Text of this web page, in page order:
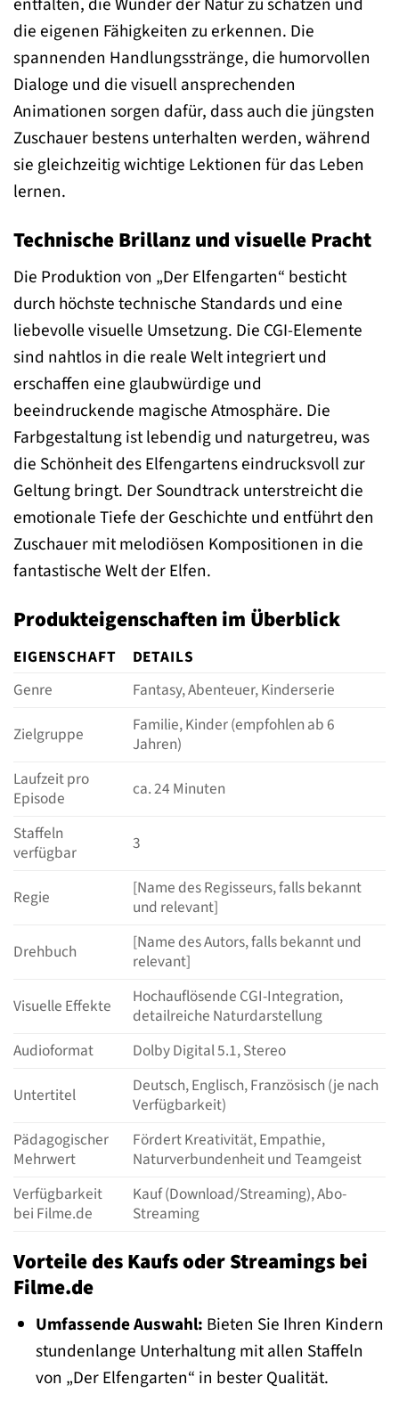
die eigenen Fähigkeiten zu erkennen. Die
spannenden Handlungsstränge, die humorvollen
Dialoge und die visuell ansprechenden
Animationen sorgen dafür, dass auch die jüngsten
Zuschauer bestens unterhalten werden, während
sie gleichzeitig wichtige Lektionen für das Leben
lernen.
Technische Brillanz und visuelle Pracht
Die Produktion von „Der Elfengarten“ besticht
durch höchste technische Standards und eine
liebevolle visuelle Umsetzung. Die CGI-Elemente
sind nahtlos in die reale Welt integriert und
erschaffen eine glaubwürdige und
beeindruckende magische Atmosphäre. Die
Farbgestaltung ist lebendig und naturgetreu, was
die Schönheit des Elfengartens eindrucksvoll zur
Geltung bringt. Der Soundtrack unterstreicht die
emotionale Tiefe der Geschichte und entführt den
Zuschauer mit melodiösen Kompositionen in die
fantastische Welt der Elfen.
Produkteigenschaften im Überblick
EIGENSCHAFT
DETAILS
Genre
Fantasy, Abenteuer, Kinderserie
Zielgruppe
Familie, Kinder (empfohlen ab 6
Jahren)
Laufzeit pro
Episode
ca. 24 Minuten
Staffeln
verfügbar
3
Regie
[Name des Regisseurs, falls bekannt
und relevant]
Drehbuch
[Name des Autors, falls bekannt und
relevant]
Visuelle Effekte
Hochauflösende CGI-Integration,
detailreiche Naturdarstellung
Audioformat
Dolby Digital 5.1, Stereo
Untertitel
Deutsch, Englisch, Französisch (je nach
Verfügbarkeit)
Pädagogischer
Mehrwert
Fördert Kreativität, Empathie,
Naturverbundenheit und Teamgeist
Verfügbarkeit
bei Filme.de
Kauf (Download/Streaming), Abo-
Streaming
Vorteile des Kaufs oder Streamings bei
Filme.de
Umfassende Auswahl: Bieten Sie Ihren Kindern
stundenlange Unterhaltung mit allen Staffeln
von „Der Elfengarten“ in bester Qualität.